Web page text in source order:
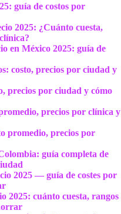
guía de costos por
2025: ¿Cuánto cuesta,
en México 2025: guía de
costo, precios por ciudad y
precios por ciudad y cómo
precios por clínica y
promedio, precios por
guía completa de
2025 — guía de costes por
2025: cuánto cuesta, rangos